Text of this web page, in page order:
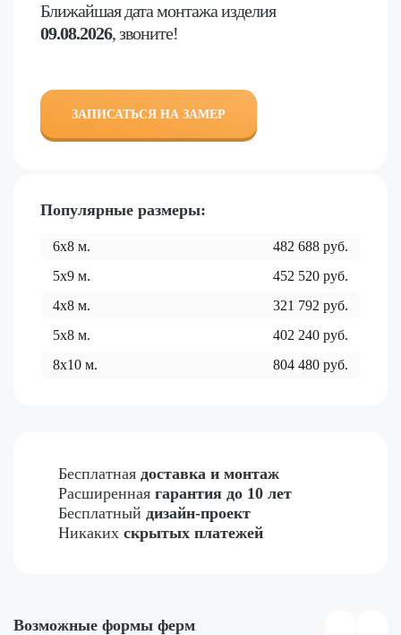
Ближайшая датамонтажа изделия
09.08.2026, звоните!
ЗАПИСАТЬСЯ НА ЗАМЕР
Популярные размеры:
6x8 м. 482 688 руб.
5x9 м. 452 520 руб.
4x8 м. 321 792 руб.
5x8 м. 402 240 руб.
8x10 м. 804 480 руб.
Бесплатная доставка и монтаж
Расширенная гарантия до 10 лет
Бесплатный дизайн-проект
Никаких скрытых платежей
Возможные формы ферм